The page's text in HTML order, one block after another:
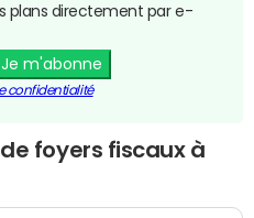
plans directement par e-
Je m'abonne
confidentialité
foyers fiscaux à